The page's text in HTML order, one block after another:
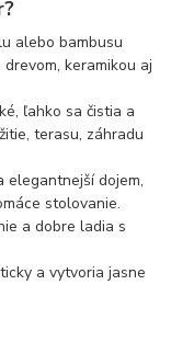
alebo bambusu
keramikou aj
ľahko sa čistia a
terasu, záhradu
dojem,
stolovanie.
a dobre ladia s
a vytvoria jasne